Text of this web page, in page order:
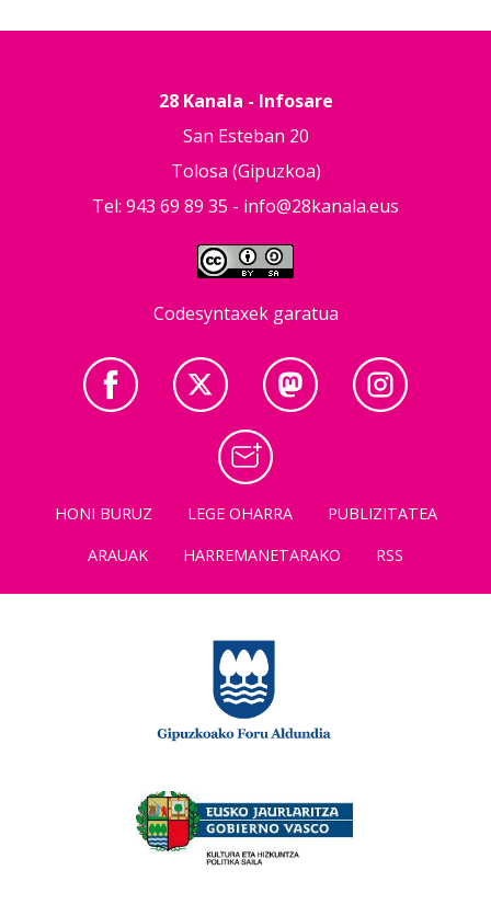
28 Kanala - Infosare
San Esteban 20
Tolosa (Gipuzkoa)
Tel: 943 69 89 35 - info@28kanala.eus
Codesyntaxek garatua
HONI BURUZ LEGE OHARRA
PUBLIZITATEA
ARAUAK
HARREMANETARAKO RSS